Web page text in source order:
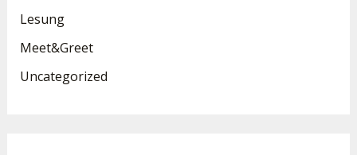
Lesung
Meet&Greet
Uncategorized